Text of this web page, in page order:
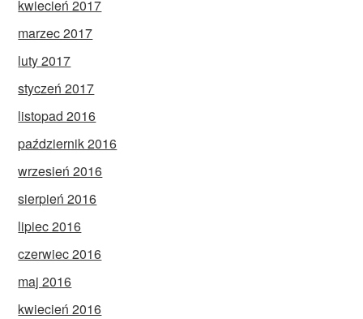
kwiecień 2017
marzec 2017
luty 2017
styczeń 2017
listopad 2016
październik 2016
wrzesień 2016
sierpień 2016
lipiec 2016
czerwiec 2016
maj 2016
kwiecień 2016